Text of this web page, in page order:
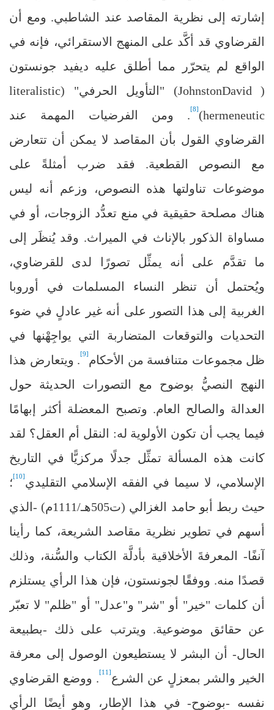
إشارته إلى نظرية المقاصد عند الشاطبي. ومع أن
القرضاوي قد أكَّد على المنهج الاستقرائي، فإنه في
الواقع لم يتحرّر مما أطلق عليه ديفيد جونستون
(
David
Johnston) "التأويل الحرفي" (literalistic
hermeneutic
)
[8]
. ومن الفرضيات المهمة عند
القرضاوي القول بأن المقاصد لا يمكن أن تتعارض
مع النصوص القطعية. فقد ضرب أمثلةً على
موضوعات تناولتها هذه النصوص، وزعم أنه ليس
هناك مصلحة حقيقية في منع تعدُّد الزوجات، أو في
مساواة الذكور بالإناث في الميراث. وقد يُنظَر إلى
ما تقدَّم على أنه يمثِّل تصورًا لدى للقرضاوي،
ويُحتمل أن تنظر النساء المسلمات في أوروبا
الغربية إلى هذا التصور على أنه غير عادلٍ في ضوء
التحديات والتوقعات المتضاربة التي يواجِهْنها في
ظل مجموعات متنافسة من الأحكام[9]
. ويتعارض هذا
النهج النصيُّ بوضوح مع التصورات الحديثة حول
العدالة والصالح العام. وتصبح المعضلة أكثر إبهامًا
فيما يجب أن تكون الأولوية له: النقل أم العقل؟ لقد
كانت هذه المسألة تمثِّل جدلًا مركزيًّا في التاريخ
الإسلامي، لا سيما في الفقه الإسلامي التقليدي[10]
؛
حيث ربط أبو حامد الغزالي (ت505هـ/1111م) -الذي
أسهم في تطوير نظرية مقاصد الشريعة، كما رأينا
آنفًا- المعرفةَ الأخلاقية بأدلَّة الكتاب والسُّنة، وذلك
قصدًا منه. ووفقًا لجونستون، فإن هذا الرأي يستلزم
أن كلمات "خير" أو "شر" و"عدل" أو "ظلم" لا تعبّر
عن حقائق موضوعية. ويترتب على ذلك -بطبيعة
الحال- أن البشر لا يستطيعون الوصول إلى معرفة
الخير والشر بمعزلٍ عن الشرع[11]
. ووضع القرضاوي
نفسه -بوضوح- في هذا الإطار، وهو أيضًا الرأي